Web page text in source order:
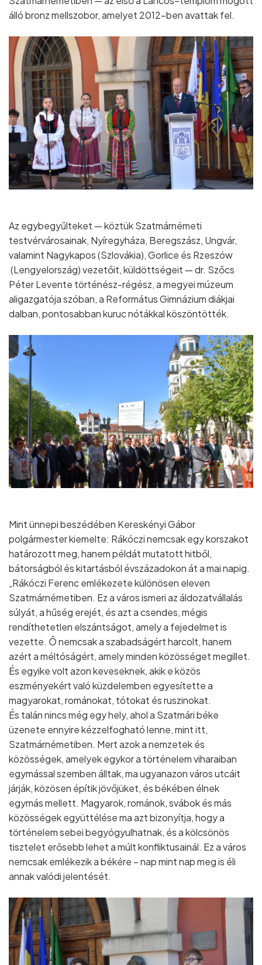
álló bronz mellszobor, amelyet 2012–ben avattak fel.
Az egybegyűlteket — köztük Szatmárnémeti
testvérvárosainak, Nyíregyháza, Beregszász, Ungvár,
valamint Nagykapos (Szlovákia), Gorlice és Rzeszów
(Lengyelország) vezetőit, küldöttségeit — dr. Szőcs
Péter Levente történész-régész, a megyei múzeum
aligazgatója szóban, a Református Gimnázium diákjai
dalban, pontosabban kuruc nótákkal köszöntötték.
Mint ünnepi beszédében Kereskényi Gábor
polgármester kiemelte: Rákóczi nemcsak egy korszakot
határozott meg, hanem példát mutatott hitből,
bátorságból és kitartásból évszázadokon át a mai napig.
„Rákóczi Ferenc emlékezete különösen eleven
Szatmárnémetiben. Ez a város ismeri az áldozatvállalás
súlyát, a hűség erejét, és azt a csendes, mégis
rendíthetetlen elszántságot, amely a fejedelmet is
vezette. Ő nemcsak a szabadságért harcolt, hanem
azért a méltóságért, amely minden közösséget megillet.
És egyike volt azon keveseknek, akik e közös
eszményekért való küzdelemben egyesítette a
magyarokat, románokat, tótokat és ruszinokat.
És talán nincs még egy hely, ahol a Szatmári béke
üzenete ennyire kézzelfogható lenne, mint itt,
Szatmárnémetiben. Mert azok a nemzetek és
közösségek, amelyek egykor a történelem viharaiban
egymással szemben álltak, ma ugyanazon város utcáit
járják, közösen építik jövőjüket, és békében élnek
egymás mellett. Magyarok, románok, svábok és más
közösségek együttélése ma azt bizonyítja, hogy a
történelem sebei begyógyulhatnak, és a kölcsönös
tisztelet erősebb lehet a múlt konfliktusainál. Ez a város
nemcsak emlékezik a békére – nap mint nap meg is éli
annak valódi jelentését.